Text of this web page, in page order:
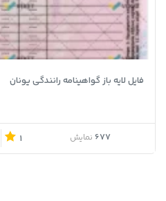
فایل لایه باز گواهینامه رانندگی یونان
677 نمایش 1